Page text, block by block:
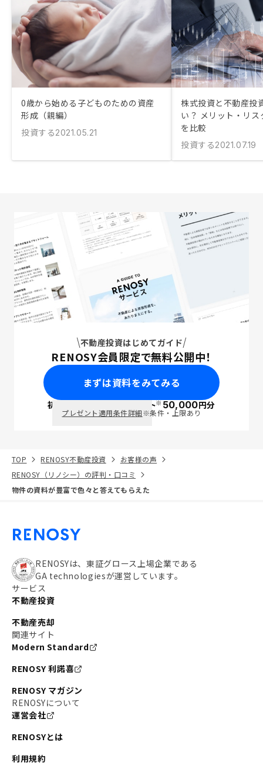
0歳から始める子どものための資産
形成（親編）
投資する2021.05.21
株式投資と不動産投
い？ メリット・リ
を比較
投資する2021.07.19
不動産投資はじめてガイド
RENOSY会員限定で無料公開中！
まずは資料をみてみる
初回面談で ポイント※50,000円分
プレゼント適用条件詳細※条件・上限あり
TOP RENOSY不動産投資
お客様の声
RENOSY（リノシー）の評判・口コミ
物件の資料が豊富で色々と答えてもらえた
RENOSYは、東証グロース上場企業である
GA technologiesが運営しています。
サービス
不動産投資
不動産売却
関連サイト
Modern Standard
RENOSY 利諾喜
RENOSY マガジン
RENOSYについて
運営会社
RENOSYとは
利用規約